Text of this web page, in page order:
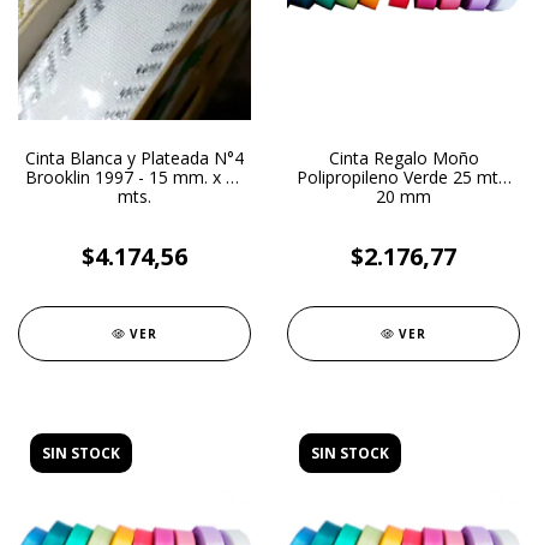
Cinta Blanca y Plateada N°4
Brooklin 1997 - 15 mm. x 10
mts.
$4.174,56
VER
Cinta Regalo Moño
Polipropileno Verde 25 mt x
20 mm
$2.176,77
VER
SIN STOCK SIN STOCK